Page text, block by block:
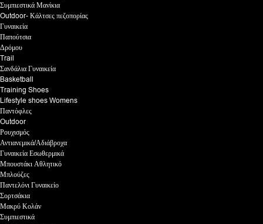
Συμπιεστικά Μανίκια
Outdoor- Κάλτσες πεζοπορίας
Γυναικεία
Παπούτσια
Δρόμου
Trail
Σανδάλια Γυναικεία
Basketball
Training Shoes
Lifestyle shoes Womens
Παντόφλες
Outdoor
Ρουχισμός
Αντιανεμικά/Αδιάβροχα
Γυναικεία Εσωθερμικά
Μπουστάκι Αθλητικό
Μπλούζες
Παντελόνι Γυναικείο
Σορτσάκια
Μακρύ Κολάν
Συμπιεστικά